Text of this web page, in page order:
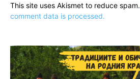
This site uses Akismet to reduce spam.
comment data is processed.